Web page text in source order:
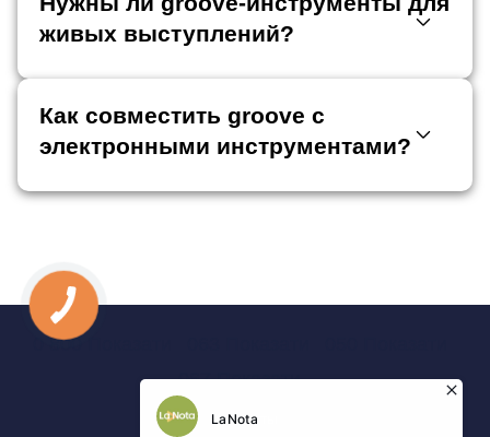
живых выступлений?
Как совместить groove с
электронными инструментами?
0 800 Показати
067 Показати
Контакты